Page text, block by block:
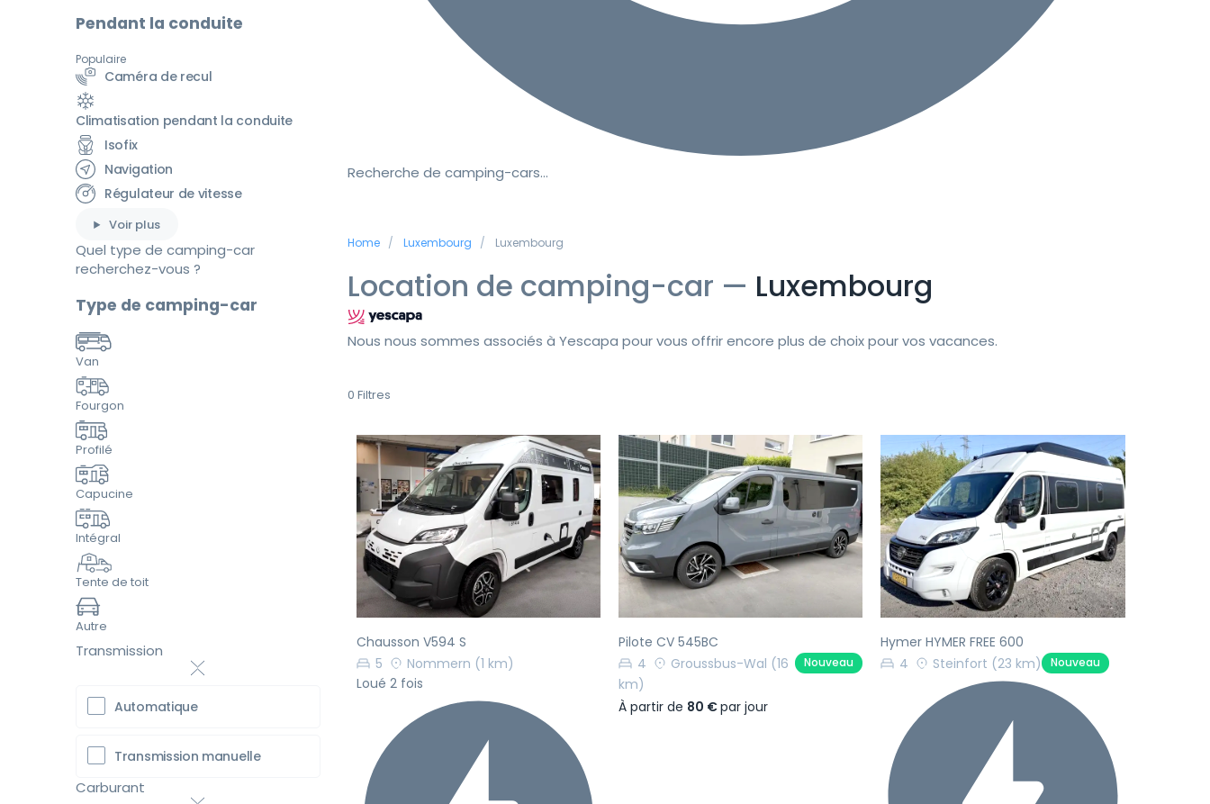
Recherche de camping-cars…
Home Luxembourg Luxembourg
Location de camping-car — Luxembourg
Nous nous sommes associés à Yescapa pour vous offrir encore plus de choix pour vos vacances.
0 Filtres
Précédent Suivant
Chausson V594 S
5
Nommern (1 km)
Loué 2 fois
Précédent Suivant
Pilote CV 545BC
4
Groussbus-Wal (16
km)
Nouveau
À partir de 80 €par jour
Précédent Suivant
Hymer HYMER FREE 600
4
Steinfort (23 km) Nouveau
Pendant la conduite
Populaire
Caméra de recul
Climatisation pendant la conduite
Isofix
Navigation
Régulateur de vitesse
Voir plus
Quel type de camping-car
recherchez-vous ?
Type de camping-car
Van
Fourgon
Profilé
Capucine
Intégral
Tente de toit
Autre
Transmission
Automatique
Transmission manuelle
Carburant